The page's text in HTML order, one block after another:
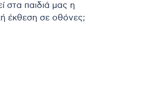
στα παιδιά μας η
έκθεση σε οθόνες;